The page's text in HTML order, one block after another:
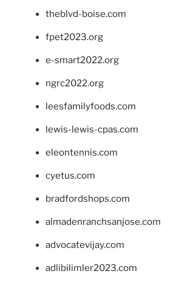
theblvd-boise.com
fpet2023.org
e-smart2022.org
ngrc2022.org
leesfamilyfoods.com
lewis-lewis-cpas.com
eleontennis.com
cyetus.com
bradfordshops.com
almadenranchsanjose.com
advocatevijay.com
adlibilimler2023.com